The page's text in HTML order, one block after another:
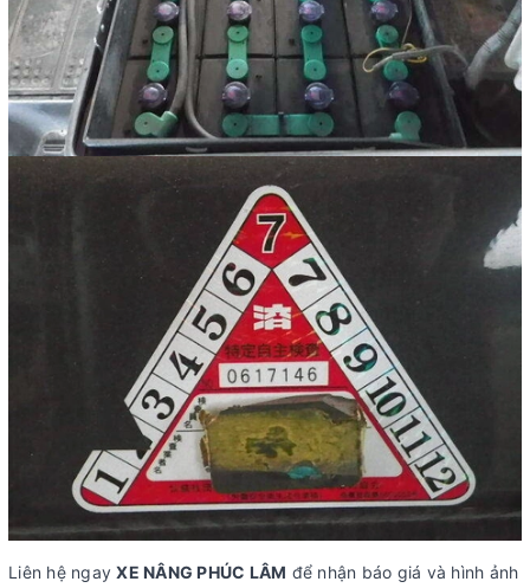
Liên hệ ngayXE NÂNG PHÚC LÂM để nhận báo giá và hình ảnh